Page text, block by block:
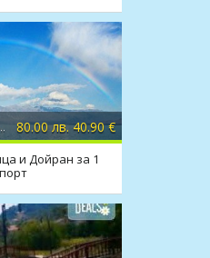
Струмица 80.00 лв. 40.90 €
и Дойран за 1